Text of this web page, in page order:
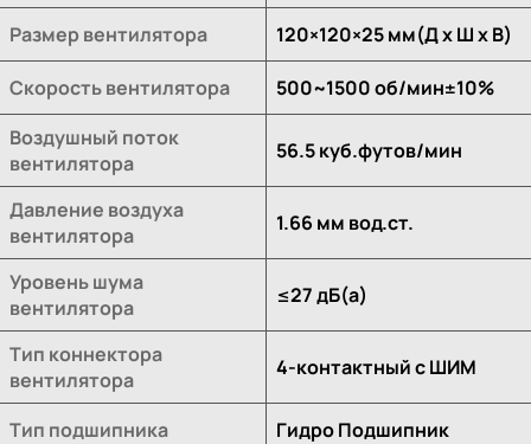
Размер вентилятора 120×120×25 мм(Д х Ш х В)
Скорость вентилятора
500~1500 об/мин±10%
Воздушный поток
вентилятора
56.5 куб.футов/мин
Давление воздуха
вентилятора
1.66 мм вод.ст.
Уровень шума
вентилятора
≤27 дБ(а)
Тип коннектора
вентилятора
4-контактный с ШИМ
Тип подшипника
Гидро Подшипник